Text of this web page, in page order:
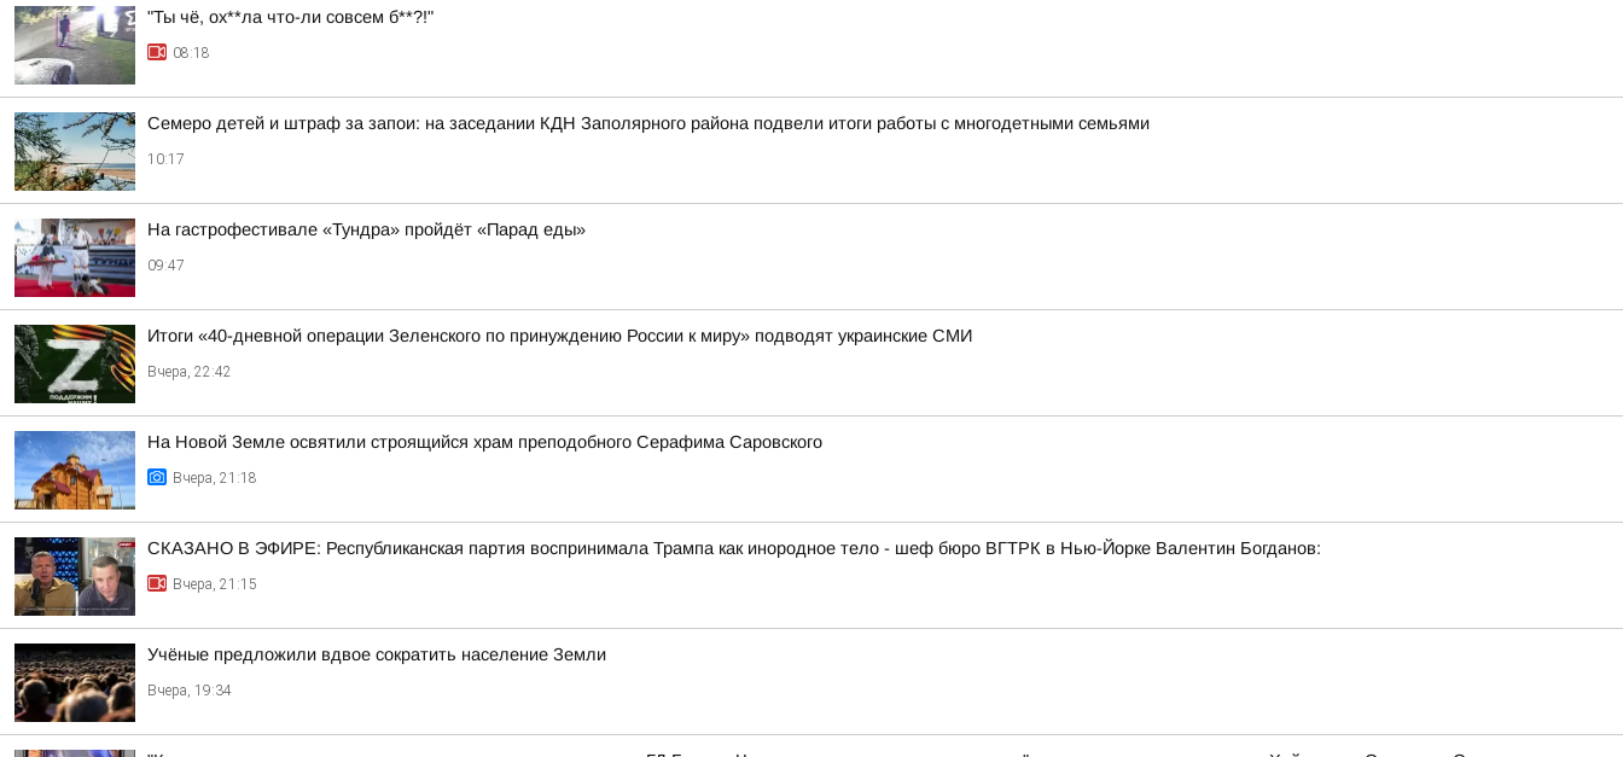
"Ты чё, ох**ла что-ли совсем б**?!"
08:18
Семеро детей и штраф за запои: на заседании КДН Заполярного района подвели итоги работы с многодетными семьями
10:17
На гастрофестивале «Тундра» пройдёт «Парад еды»
09:47
Итоги «40-дневной операции Зеленского по принуждению России к миру» подводят украинские СМИ
Вчера, 22:42
На Новой Земле освятили строящийся храм преподобного Серафима Саровского
Вчера, 21:18
СКАЗАНО В ЭФИРЕ: Республиканская партия воспринимала Трампа как инородное тело - шеф бюро ВГТРК в Нью-Йорке Валентин Богданов:
Вчера, 21:15
Учёные предложили вдвое сократить население Земли
Вчера, 19:34